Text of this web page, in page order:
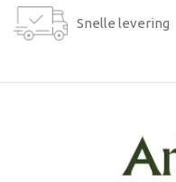
Snelle levering